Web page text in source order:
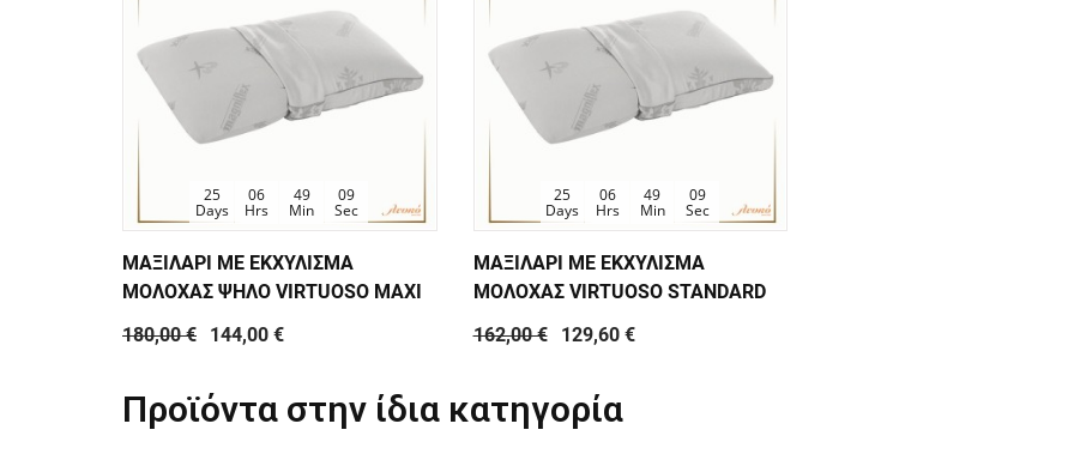
25
Days
06
Hrs
49
Min
08
Sec
ΜΑΞΙΛΑΡΙ ΜΕ ΕΚΧΥΛΙΣΜΑ
ΜΟΛΟΧΑΣ ΨΗΛΟ VIRTUOSO MAXI
180,00 €
144,00 €
25
Days
06
Hrs
49
Min
08
Sec
ΜΑΞΙΛΑΡΙ ΜΕ ΕΚΧΥΛΙΣΜΑ
ΜΟΛΟΧΑΣ VIRTUOSO STANDARD
162,00 €
129,60 €
Προϊόντα στην ίδια κατηγορία